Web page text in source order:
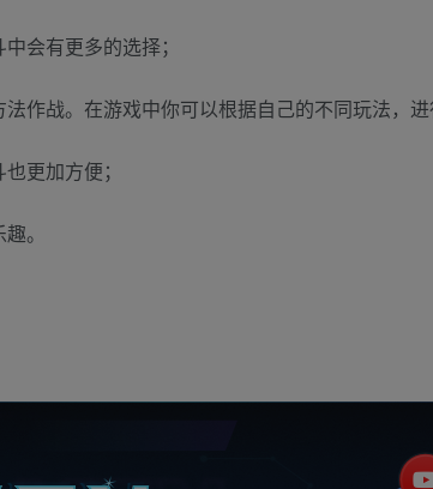
会有更多的选择；
作战。在游戏中你可以根据自己的不同玩法，
更加方便；
。